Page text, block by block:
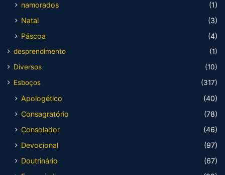
namorados
(1)
Natal
(3)
Páscoa
(4)
desprendimento
(1)
Diversos
(10)
Esboços
(317)
Apologético
(40)
Consagratório
(78)
Consolador
(46)
Devocional
(97)
Doutrinário
(67)